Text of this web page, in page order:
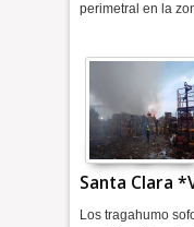
perimetral en la
Santa Clara
Los tragahumo